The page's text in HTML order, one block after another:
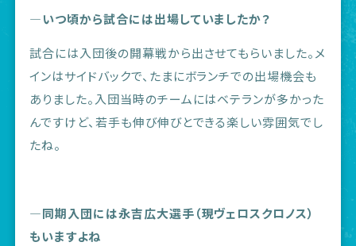
―いつ頃から試合には出場していましたか？
試合には入団後の開幕戦から出させてもらいました。メ
インはサイドバックで、たまにボランチでの出場機会も
ありました。入団当時のチームにはベテランが多かった
んですけど、若手も伸び伸びとできる楽しい雰囲気でし
たね。
―同期入団には永吉広大選手（現ヴェロスクロノス）
もいますよね